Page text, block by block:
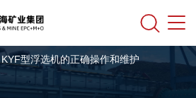
KYF型浮选机的正确操作和维护